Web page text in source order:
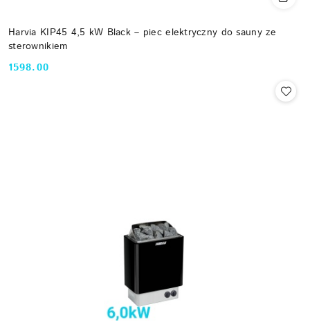
Harvia KIP45 4,5 kW Black – piec elektryczny do sauny ze
sterownikiem
Cena:
1598.00